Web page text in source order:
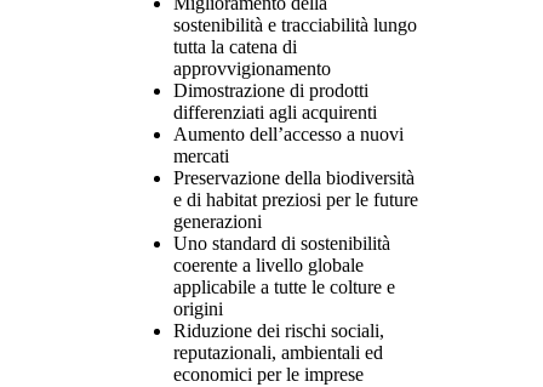
sostenibilità e tracciabilità lungo
tutta la catena di
approvvigionamento
Dimostrazione di prodotti
differenziati agli acquirenti
Aumento dell’accesso a nuovi
mercati
Preservazione della biodiversità
e di habitat preziosi per le future
generazioni
Uno standard di sostenibilità
coerente a livello globale
applicabile a tutte le colture e
origini
Riduzione dei rischi sociali,
reputazionali, ambientali ed
economici per le imprese